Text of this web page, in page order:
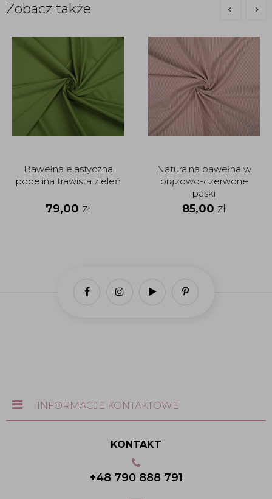
Zobacz także
Bawełna elastyczna
popelina trawista zieleń
79,00 zł
Naturalna bawełna w
brązowo-czerwone
paski
85,00 zł
INFORMACJE KONTAKTOWE
KONTAKT
+48 790 888 791